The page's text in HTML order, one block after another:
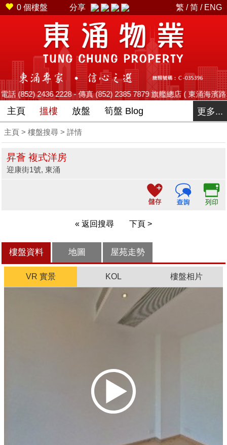
0 個樓盤 分享 繁 /简 / ENG
2436 2228 - 傳真 (852) 2385 7879 旗艦總店 ( 東涌
主頁 搵樓 放盤 筍盤 Blog 更多...
主頁 > 樓盤搜尋 > 詳情
昇薈 複式洋房
迎康街1號, 東涌
« 返回搜尋 下頁 >
樓盤資料 地圖 屋苑走勢
VR 實景 KOL 樓盤相片